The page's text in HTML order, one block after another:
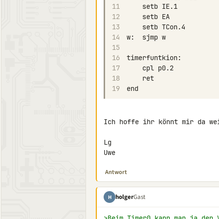
11
12
13
14
15
16
17
18
19
Ich hoffe ihr könnt mir da
Lg
Uwe
Antwort
H holgerGast